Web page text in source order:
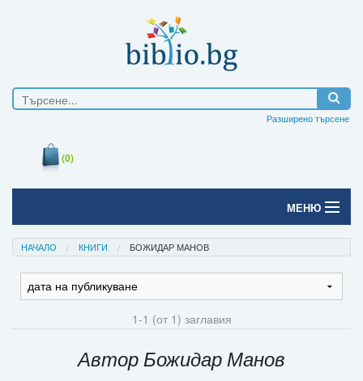
Разширено търсене
(0)
МЕНЮ
Начало
Печатни книги
НАЧАЛО КНИГИ БОЖИДАР МАНОВ
1-1 (от 1) заглавия
Автор Божидар Манов